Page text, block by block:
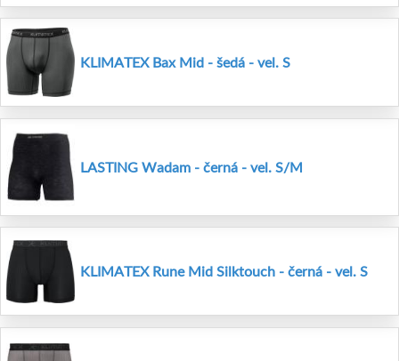
KLIMATEX Bax Mid - šedá - vel. S
LASTING Wadam - černá - vel. S/M
KLIMATEX Rune Mid Silktouch - černá - vel. S